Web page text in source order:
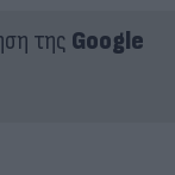
της Google